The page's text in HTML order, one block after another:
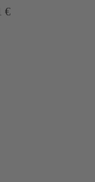
€